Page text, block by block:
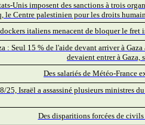
Unis imposent des sanctions à trois
le Centre palestinien pour les droits
italiens menacent de bloquer le
: Seul 15 % de l'aide devant arriver à
devaient entrer à Gaza,
Des salariés de Météo-France
25, Israël a assassiné plusieurs ministres
Des disparitions forcées de